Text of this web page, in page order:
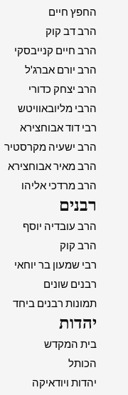
החפץ חיים
הרב דב קוק
הרב חיים קנייבסקי
הרב יורם אברג'ל
הרב יצחק כדורי
הרבי מליובאוויטש
רבי דוד אבוחצירא
הרב ישעיה מקרסטיר
הרב מאיר אבוחצירא
הרב מרדכי אליהו
רבנים
הרב עובדיה יוסף
הרב קוק
רבי שמעון בר יוחאי
רבנים שונים
תמונות רבנים ביחד
יהדות
בית המקדש
הכותל
יהדות ויודאיקה